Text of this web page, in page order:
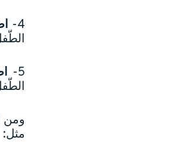
4-
5-
ومن
مثل: